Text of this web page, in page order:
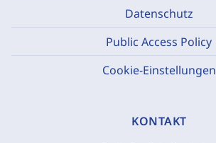
Datenschutz
Public Access Policy
Cookie-Einstellungen
KONTAKT